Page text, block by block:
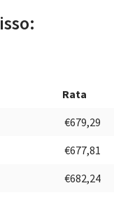
Rata
€679,29
€677,81
€682,24